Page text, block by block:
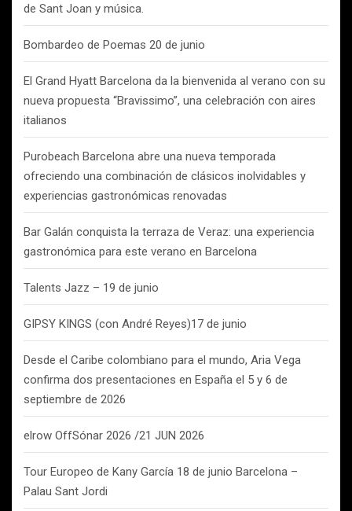
de Sant Joan y música.
Bombardeo de Poemas 20 de junio
El Grand Hyatt Barcelona da la bienvenida al verano con su
nueva propuesta “Bravissimo”, una celebración con aires
italianos
Purobeach Barcelona abre una nueva temporada
ofreciendo una combinación de clásicos inolvidables y
experiencias gastronómicas renovadas
Bar Galán conquista la terraza de Veraz: una experiencia
gastronómica para este verano en Barcelona
Talents Jazz – 19 de junio
GIPSY KINGS (con André Reyes)17 de junio
Desde el Caribe colombiano para el mundo, Aria Vega
confirma dos presentaciones en España el 5 y 6 de
septiembre de 2026
elrow OffSónar 2026 /21 JUN 2026
Tour Europeo de Kany García 18 de junio Barcelona –
Palau Sant Jordi